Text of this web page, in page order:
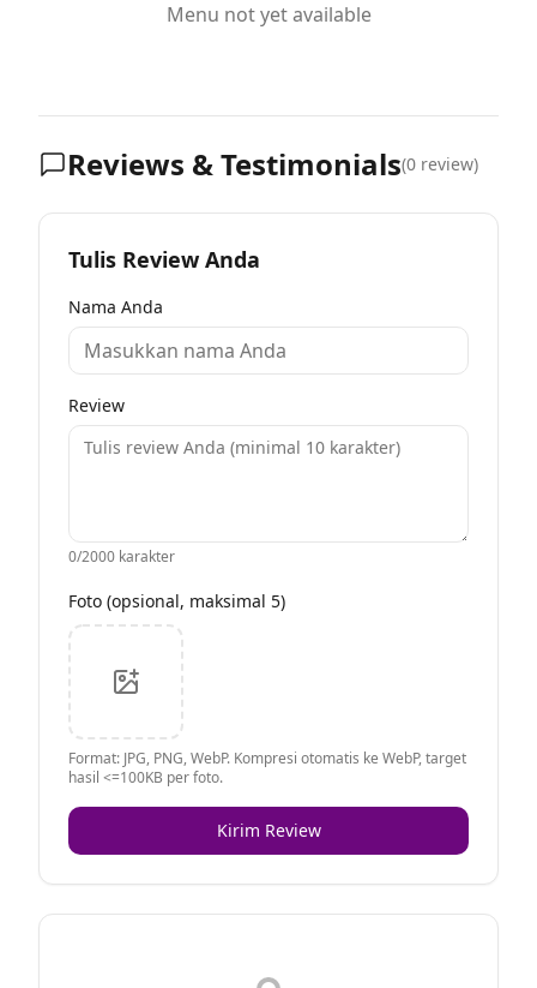
Menu not yet available
Reviews & Testimonials(0 review)
Tulis Review Anda
Nama Anda
Review
0/2000 karakter
Foto (opsional, maksimal 5)
Format: JPG, PNG, WebP. Kompresi otomatis ke WebP, target
hasil <=100KB per foto.
Kirim Review